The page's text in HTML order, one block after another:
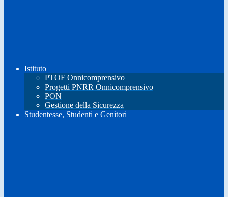
Istituto
PTOF Onnicomprensivo
Progetti PNRR Onnicomprensivo
PON
Gestione della Sicurezza
Studentesse, Studenti e Genitori